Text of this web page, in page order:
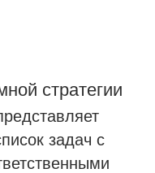
стратегии
задач с